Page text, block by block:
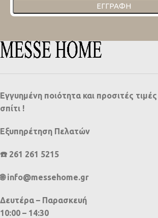
ΕΓΓΡΑΦΉ
Εγγυημένη ποιότητα και προσιτές
σπίτι !
Εξυπηρέτηση Πελατών
☎️ 261 261 5215
🌐 info@messehome.gr
Δευτέρα – Παρασκευή
10:00 – 14:30